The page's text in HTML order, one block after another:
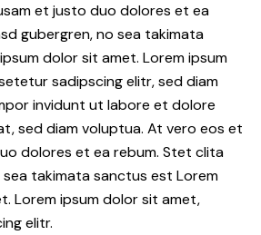
et justo duo dolores et ea
gubergren, no sea takimata
dolor sit amet. Lorem ipsum
sadipscing elitr, sed diam
invidunt ut labore et dolore
sed diam voluptua. At vero eos et
dolores et ea rebum. Stet clita
takimata sanctus est Lorem
Lorem ipsum dolor sit amet,
elitr.